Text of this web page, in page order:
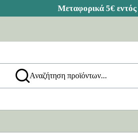
Αναζήτηση προϊόντων...